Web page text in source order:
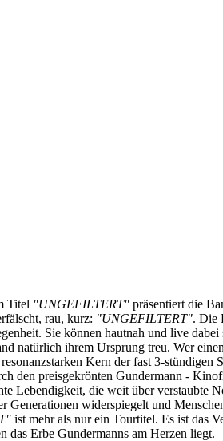
Titel "UNGEFILTERT" präsentiert die
rau, kurz: "UNGEFILTERT". Die
Sie können hautnah und live dabei
natürlich ihrem Ursprung treu. Wer
Kern der fast 3-stündigen
den preisgekrönten Gundermann -
Lebendigkeit, die weit über verstaubte
Generationen widerspiegelt und
ist mehr als nur ein Tourtitel. Es ist das
Erbe Gundermanns am Herzen liegt.